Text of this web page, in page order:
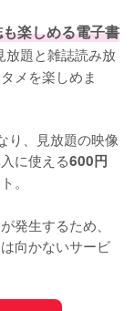
楽しめる電子書
放題と雑誌読み放
メを楽しめま
り、見放題の映像
に使える600円
。
発生するため、
向かないサービ